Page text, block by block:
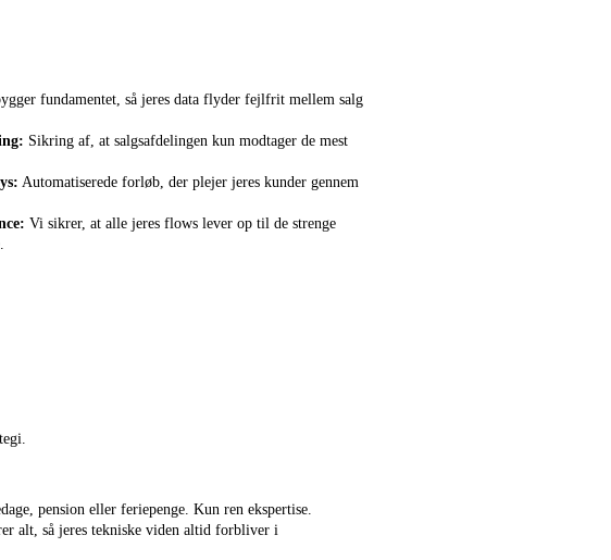
fundamentet, så jeres data flyder fejlfrit mellem salg
Sikring af, at salgsafdelingen kun modtager de mest
Automatiserede forløb, der plejer jeres kunder gennem
Vi sikrer, at alle jeres flows lever op til de strenge
pension eller feriepenge. Kun ren ekspertise.
alt, så jeres tekniske viden altid forbliver i